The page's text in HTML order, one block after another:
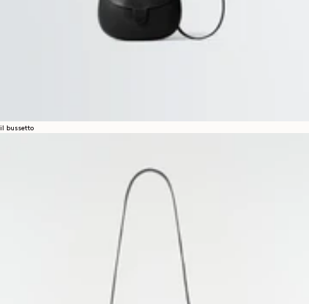
il bussetto